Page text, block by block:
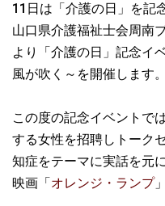
11日は「介護の日」を記
山口県介護福祉士会周南
より「介護の日」記念イ
風が吹く～を開催します。
この度の記念イベントで
する女性を招聘しトーク
知症をテーマに実話を元
映画「 オレンジ・ランプ